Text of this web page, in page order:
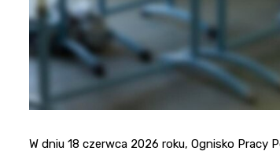
W dniu 18 czerwca 2026 roku, Ognisko Pracy